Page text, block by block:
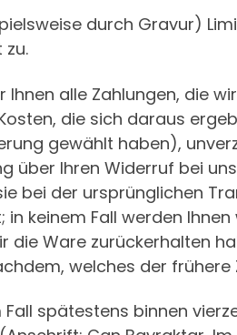
durch Gravur)
zu.
alle Zahlungen, die
die sich daraus
gewählt haben),
über Ihren Widerruf bei
bei der ursprünglichen
keinem Fall werden
die Ware zurückerhalten
welches der frühere
spätestens binnen